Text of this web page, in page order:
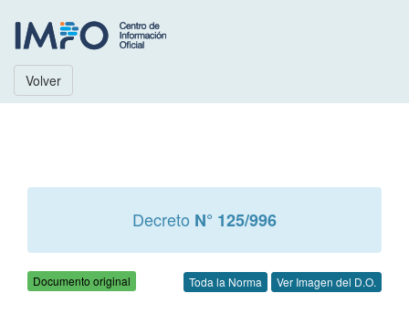
Volver
Decreto N° 125/996
Documento original Toda la Norma Ver Imagen del D.O.